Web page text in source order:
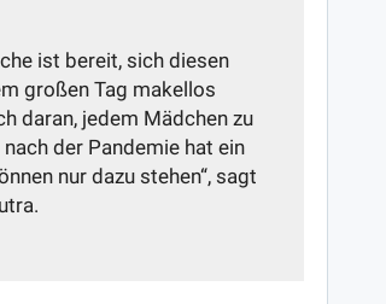
ist bereit, sich diesen
großen Tag makellos
daran, jedem Mädchen zu
der Pandemie hat ein
nur dazu stehen“, sagt